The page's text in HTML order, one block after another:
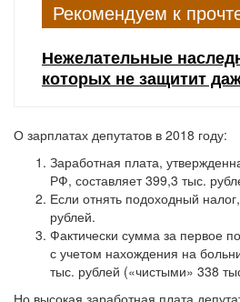
Рекомендуем к
Нежелательные
которых не защитит
О зарплатах депутатов в 2018 году:
Заработная плата,
РФ, составляет 399,3 тыс.
Если отнять подоходный
рублей.
Фактически сумма за первое
с учетом нахождения на
тыс. рублей («чистыми» 338
Но высокая заработная плата